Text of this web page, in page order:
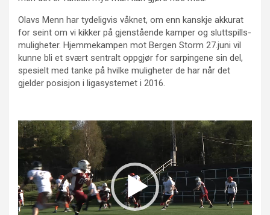
Olavs Menn har tydeligvis våknet, om enn kanskje akkurat
for seint om vi kikker på gjenstående kamper og sluttspills-
muligheter. Hjemmekampen mot Bergen Storm 27.juni vil
kunne bli et svært sentralt oppgjør for sarpingene sin del,
spesielt med tanke på hvilke muligheter de har når det
gjelder posisjon i ligasystemet i 2016.
Videoavspiller